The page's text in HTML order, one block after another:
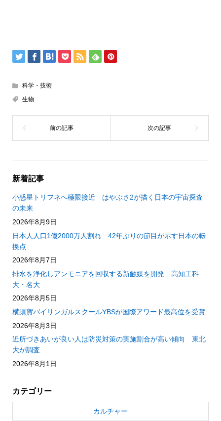
科学・技術
生物
新着記事
小惑星トリフネへ極限接近 はやぶさ2が描く日本の宇宙探査
の未来
2026年8月9日
日本人人口1億2000万人割れ 42年ぶりの節目が示す日本の転
換点
2026年8月7日
排水を浄化しアンモニアを回収する新触媒を開発 高知工科
大・名大
2026年8月5日
横須賀バイリンガルスクールYBSが国際アワード最高位を受賞
2026年8月3日
近所づきあいが良い人は防災対策の実施割合が高い傾向 東北
大が調査
2026年8月1日
カテゴリー
カルチャー